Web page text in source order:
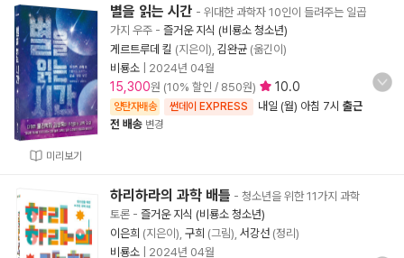
미리보기
별을 읽는 시간 - 위대한 과학자 10인이 들려주는 일곱
가지 우주 - 즐거운 지식 (비룡소 청소년)
게르트루데 킬 (지은이), 김완균 (옮긴이)
비룡소
2024년 04월
15,300원 (10% 할인 / 850원) 10.0
양탄자배송 썬데이 EXPRESS 내일 (월) 아침 7시 출근
전 배송 변경
하리하라의 과학 배틀 - 청소년을 위한 11가지 과학
토론 - 즐거운 지식 (비룡소 청소년)
이은희 (지은이), 구희 (그림), 서강선 (정리)
비룡소
2024년 04월